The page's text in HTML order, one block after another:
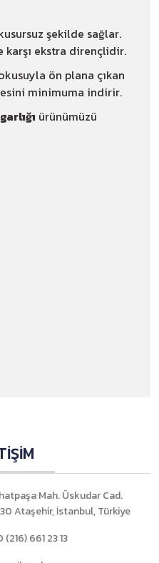
şekilde sağlar.
karşı ekstra dirençlidir.
ön plana çıkan
minimuma indirir.
ürünümüzü
Mah. Üskudar Cad.
Ataşehir, İstanbul, Türkiye
(216) 661 23 13